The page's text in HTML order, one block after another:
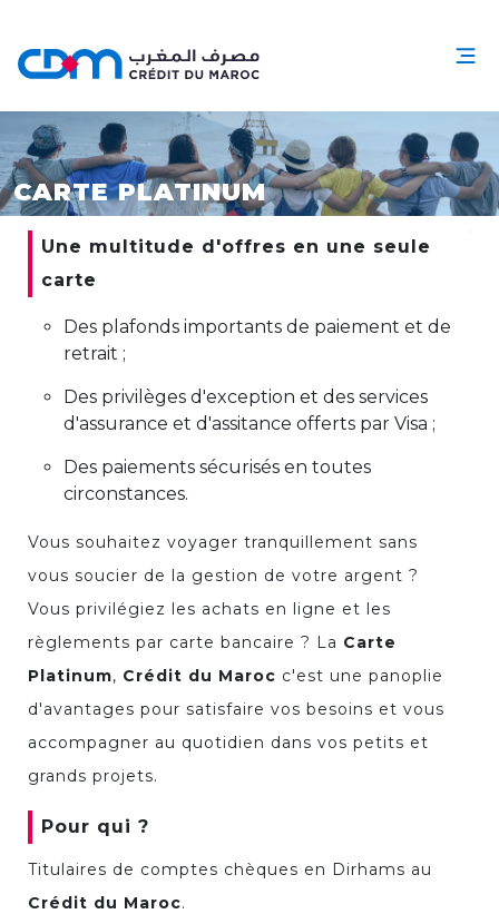
CARTE PLATINUM
Une multitude d'offres en une seule
carte
Des plafonds importants de paiement et de
retrait ;
Des privilèges d'exception et des services
d'assurance et d'assitance offerts par Visa ;
Des paiements sécurisés en toutes
circonstances.
Vous souhaitez voyager tranquillement sans
vous soucier de la gestion de votre argent ?
Vous privilégiez les achats en ligne et les
règlements par carte bancaire ? La Carte
Platinum, Crédit du Maroc c'est une panoplie
d'avantages pour satisfaire vos besoins et vous
accompagner au quotidien dans vos petits et
grands projets.
Pour qui ?
Titulaires de comptes chèques en Dirhams au
Crédit du Maroc.